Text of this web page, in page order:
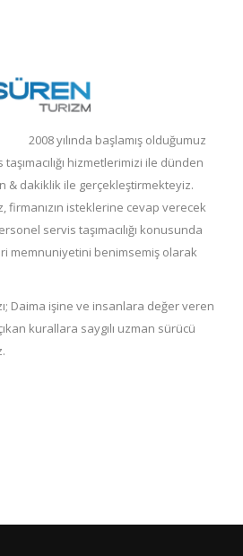
olduğumuz
hizmetlerimizi ile dünden
& dakiklik ile gerçekleştirmekteyiz.
firmanızın isteklerine cevap verecek
servis taşımacılığı konusunda
memnuniyetini benimsemiş olarak
Daima işine ve insanlara değer veren
kurallara saygılı uzman sürücü